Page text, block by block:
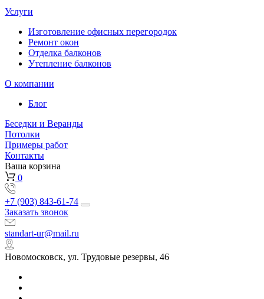
Услуги
Изготовление офисных перегородок
Ремонт окон
Отделка балконов
Утепление балконов
О компании
Блог
Беседки и Веранды
Потолки
Примеры работ
Контакты
Ваша корзина
0
+7 (903) 843-61-74
Заказать звонок
standart-ur@mail.ru
Новомосковск, ул. Трудовые резервы, 46